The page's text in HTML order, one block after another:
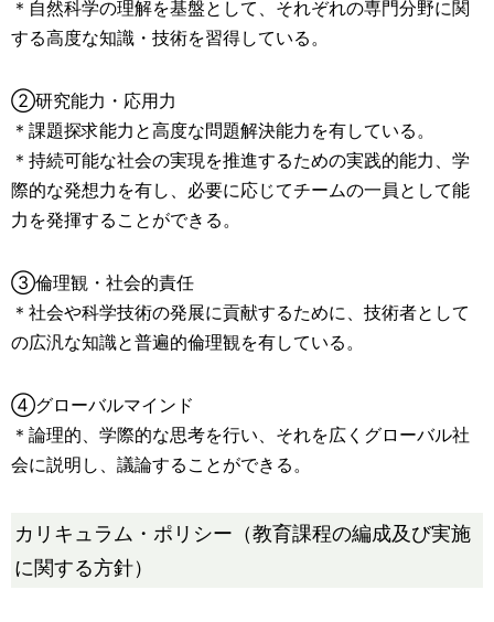
＊自然科学の理解を基盤として、それぞれの専門分野に関
する高度な知識・技術を習得している。
②研究能力・応用力
＊課題探求能力と高度な問題解決能力を有している。
＊持続可能な社会の実現を推進するための実践的能力、学
際的な発想力を有し、必要に応じてチームの一員として能
力を発揮することができる。
③倫理観・社会的責任
＊社会や科学技術の発展に貢献するために、技術者として
の広汎な知識と普遍的倫理観を有している。
④グローバルマインド
＊論理的、学際的な思考を行い、それを広くグローバル社
会に説明し、議論することができる。
カリキュラム・ポリシー（教育課程の編成及び実施
に関する方針）